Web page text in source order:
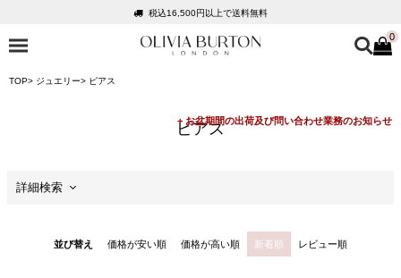
会員登録で1,000円分のポイントプレゼント
公式パッケージでお届け
会員登録で1,000円分のポイントプレゼント
0
TOP ジュエリー ピアス
ピアス
詳細検索
並び替え 価格が安い順 価格が高い順 新着順 レビュー順